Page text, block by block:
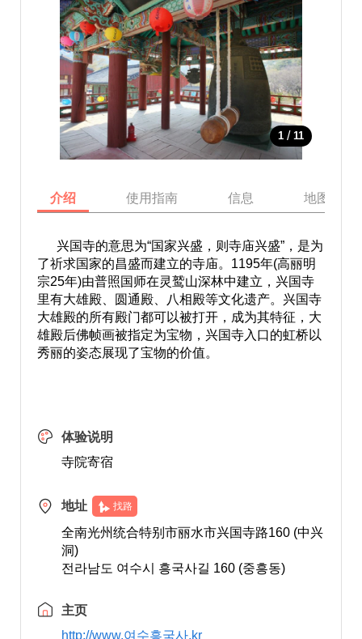
1 / 11
介绍 使用指南 信息 地图
兴国寺的意思为“国家兴盛，则寺庙兴盛”，是为
了祈求国家的昌盛而建立的寺庙。1195年(高丽明
宗25年)由普照国师在灵鹫山深林中建立，兴国寺
里有大雄殿、圆通殿、八相殿等文化遗产。兴国寺
大雄殿的所有殿门都可以被打开，成为其特征，大
雄殿后佛帧画被指定为宝物，兴国寺入口的虹桥以
秀丽的姿态展现了宝物的价值。
体验说明
寺院寄宿
地址 找路
全南光州统合特别市丽水市兴国寺路160 (中兴
洞)
전라남도 여수시 흥국사길 160 (중흥동)
主页
http://www.여수흥국사.kr